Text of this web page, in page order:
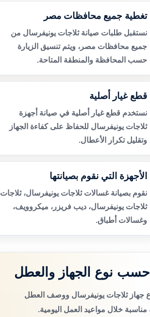
تغطية جميع محافظات مصر
نستقبل طلبات صيانة ثلاجات يونيفرسال من
جميع محافظات مصر، ويتم تنسيق الزيارة
حسب المحافظة والمنطقة المتاحة.
قطع غيار أصلية
نستخدم قطع غيار أصلية في صيانة أجهزة
ثلاجات يونيفرسال للحفاظ على كفاءة الجهاز
وتقليل تكرار الأعطال.
الأجهزة التي نقوم بصيانتها
نقوم بصيانة غسالات ثلاجات يونيفرسال، ثلاجات
ثلاجات يونيفرسال، ديب فريزر، ميكروويف،
وغسالات أطباق.
حسب نوع الجهاز والعطل
جهاز ثلاجات يونيفرسال ووصف العطل
خلال مواعيد العمل اليومية.